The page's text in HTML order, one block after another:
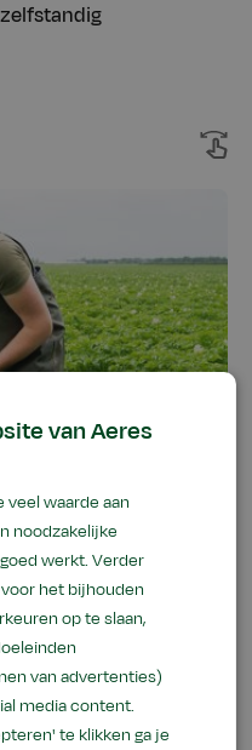
van Aeres
veel waarde aan
noodzakelijke
werkt. Verder
het bijhouden
op te slaan,
van advertenties)
media content.
te klikken ga je